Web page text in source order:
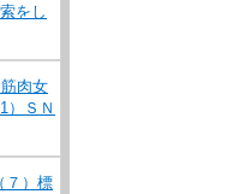
をし
肉女
）ＳＮ
）標